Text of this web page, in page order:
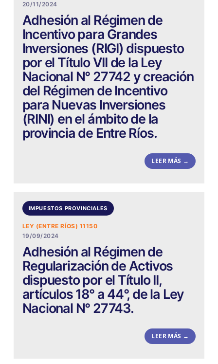
20/11/2024
Adhesión al Régimen de
Incentivo para Grandes
Inversiones (RIGI) dispuesto
por el Título VII de la Ley
Nacional N° 27742 y creación
del Régimen de Incentivo
para Nuevas Inversiones
(RINI) en el ámbito de la
provincia de Entre Ríos.
LEER MÁS →
IMPUESTOS PROVINCIALES
LEY (ENTRE RÍOS) 11150
19/09/2024
Adhesión al Régimen de
Regularización de Activos
dispuesto por el Título II,
artículos 18° a 44°, de la Ley
Nacional N° 27743.
LEER MÁS →